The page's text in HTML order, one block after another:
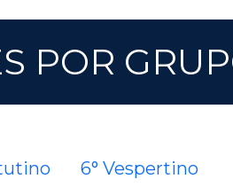
POR
6° Vespertino